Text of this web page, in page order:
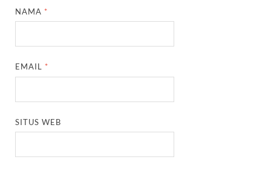
NAMA *
EMAIL *
SITUS WEB